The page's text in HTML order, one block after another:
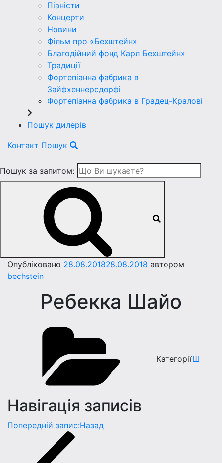
Піаністи
Концерти
Новини
Фільм про «Бехштейн»
Благодійний фонд Карл Бехштейн»
Традиції
Фортепіанна фабрика в
Зайфхеннерсдорфi
Фортепіанна фабрика в Градец-Краловi
Пошук дилерів
Контакт Пошук
Пошук за запитом:
Опубліковано 28.08.201828.08.2018 автором
bechstein
Ребекка Шайо
КатегоріїШ
Навігація записів
Попередній запис:Назад